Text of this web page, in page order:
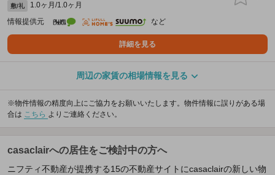
敷/礼
1.0ヶ月/1.0ヶ月
情報提供元
など
詳細を見る
周辺の家賃の相場情報を見る
※物件情報の精度向上にご協力をお願いいたします。物件情報に誤りがある場
合は こちら よりご連絡ください。
casaclairへの居住をご検討中の方へ
ニフティ不動産が提携する15の不動産サイトにcasaclairの新しい物